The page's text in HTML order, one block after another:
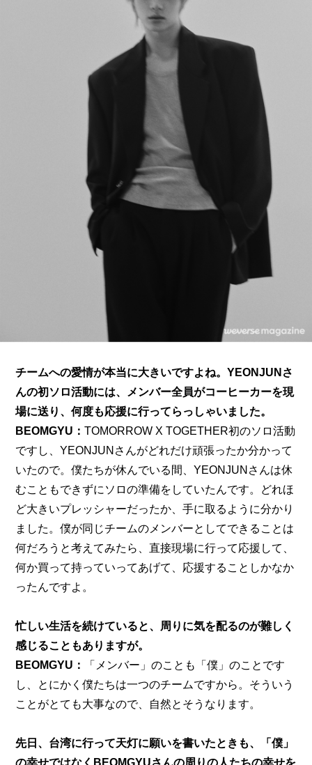
チームへの愛情が本当に大きいですよね。YEONJUNさ
んの初ソロ活動には、メンバー全員がコーヒーカーを現
場に送り、何度も応援に行ってらっしゃいました。
BEOMGYU：TOMORROW X TOGETHER初のソロ活動
ですし、YEONJUNさんがどれだけ頑張ったか分かって
いたので。僕たちが休んでいる間、YEONJUNさんは休
むこともできずにソロの準備をしていたんです。どれほ
ど大きいプレッシャーだったか、手に取るように分かり
ました。僕が同じチームのメンバーとしてできることは
何だろうと考えてみたら、直接現場に行って応援して、
何か買って持っていってあげて、応援することしかなか
ったんですよ。
忙しい生活を続けていると、周りに気を配るのが難しく
感じることもありますが。
BEOMGYU：
「メンバー」のことも「僕」のことです
し、とにかく僕たちは一つのチームですから。そういう
ことがとても大事なので、自然とそうなります。
先日、台湾に行って天灯に願いを書いたときも、「僕」
の幸せではなくBEOMGYUさんの周りの人たちの幸せを